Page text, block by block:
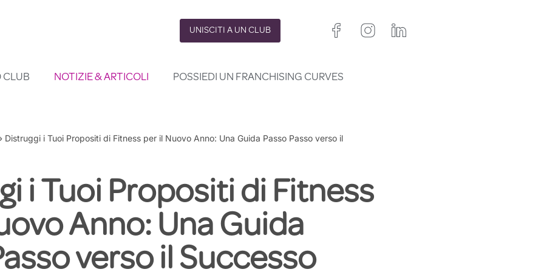
UNISCITI A UN CLUB
CLUB NOTIZIE & ARTICOLI POSSIEDI UN FRANCHISING CURVES
Distruggi i Tuoi Propositi di Fitness per il Nuovo Anno: Una Guida Passo Passo verso il
i Tuoi Propositi di Fitness
Anno: Una Guida
verso il Successo